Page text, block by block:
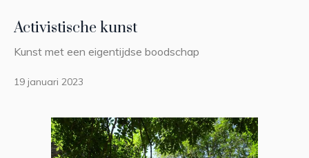
Activistische kunst
Kunst met een eigentijdse boodschap
19 januari 2023